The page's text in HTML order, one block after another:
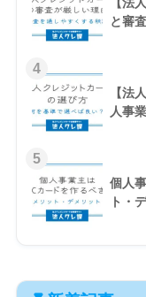
と審
4
【法
人事
5
個人
ト・